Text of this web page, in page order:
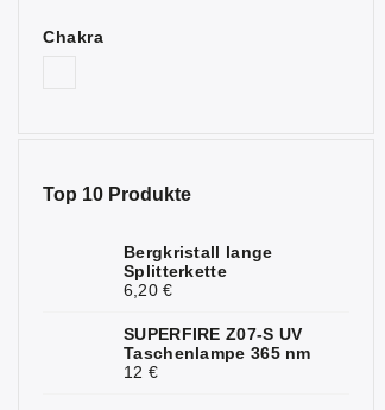
Chakra
Top 10 Produkte
Bergkristall lange
Splitterkette
6,20 €
SUPERFIRE Z07-S UV
Taschenlampe 365 nm
12 €